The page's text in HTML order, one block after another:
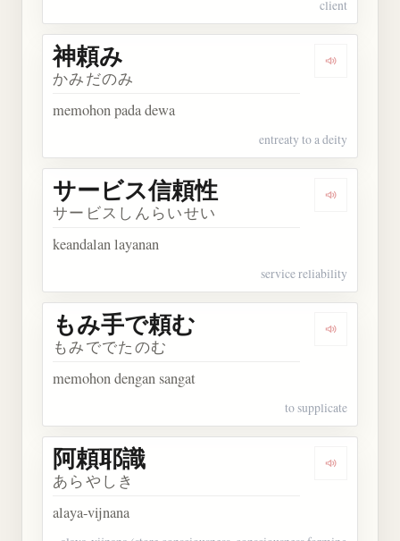
client
Dengarkan
神頼み
かみだのみ
memohon pada dewa
entreaty to a deity
Dengarkan
サービス信頼性
サービスしんらいせい
keandalan layanan
service reliability
Dengarkan
もみ手で頼む
もみででたのむ
memohon dengan sangat
to supplicate
Dengarkan
阿頼耶識
あらやしき
alaya-vijnana